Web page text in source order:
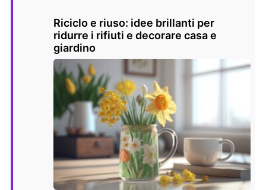
Riciclo e riuso: idee brillanti per
ridurre i rifiuti e decorare casa e
giardino